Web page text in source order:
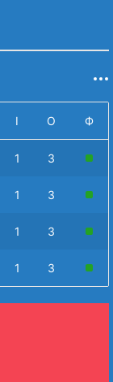
І О Ф
1 3
1 3
1 3
1 3